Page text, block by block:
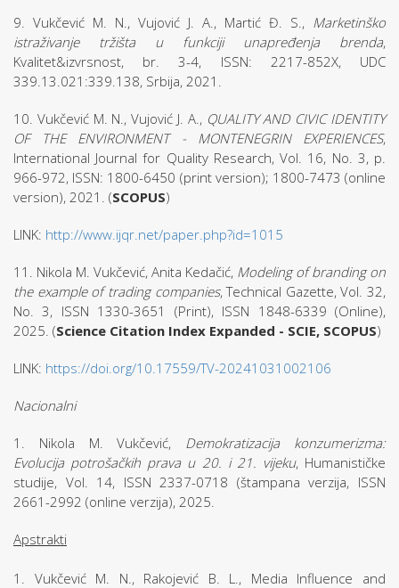
9. Vukčević M. N., Vujović J. A., Martić Đ. S., Marketinško
istraživanje tržišta u funkciji unapređenja brenda,
Kvalitet&izvrsnost, br. 3-4, ISSN: 2217-852X, UDC
339.13.021:339.138, Srbija, 2021.
10. Vukčević M. N., Vujović J. A., QUALITY AND CIVIC IDENTITY
OF THE ENVIRONMENT - MONTENEGRIN EXPERIENCES,
International Journal for Quality Research, Vol. 16, No. 3, p.
966-972, ISSN: 1800-6450 (print version); 1800-7473 (online
version), 2021. (SCOPUS)
LINK: http://www.ijqr.net/paper.php?id=1015
11. Nikola M. Vukčević, Anita Kedačić, Modeling of branding on
the example of trading companies, Technical Gazette, Vol. 32,
No. 3, ISSN 1330-3651 (Print), ISSN 1848-6339 (Online),
2025. (Science Citation Index Expanded - SCIE, SCOPUS)
LINK: https://doi.org/10.17559/TV-20241031002106
Nacionalni
1. Nikola M. Vukčević, Demokratizacija konzumerizma:
Evolucija potrošačkih prava u 20. i 21. vijeku, Humanističke
studije, Vol. 14, ISSN 2337-0718 (štampana verzija, ISSN
2661-2992 (online verzija), 2025.
Apstrakti
1. Vukčević M. N., Rakojević B. L., Media Influence and